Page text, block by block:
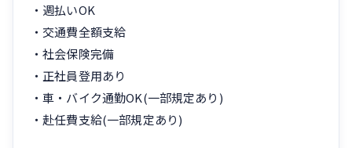
・週払いOK
・交通費全額支給
・社会保険完備
・正社員登用あり
・車・バイク通勤OK(一部規定あり)
・赴任費支給(一部規定あり)